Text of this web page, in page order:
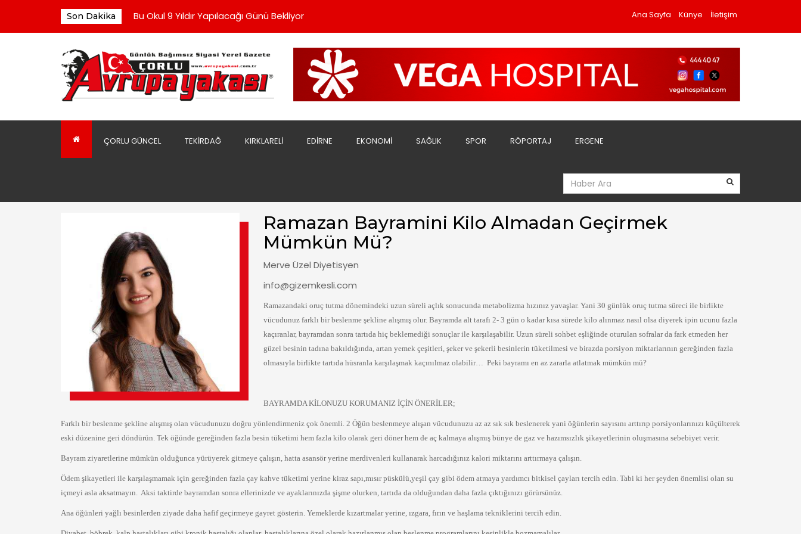
Son Dakika
Bu Okul 9 Yıldır Yapılacağı Günü Bekliyor
Çorluspor 1947 Yönetiminden Sert Açıklama;
Kaldırım Taşları Döşenmeye Başladı
“Sofralarda Bereketi, Gönüllerde Dayanışmayı Büyütüyoruz”
Bu Okul 9 Yıldır Yapılacağı Günü Bekliyor
Ana Sayfa Künye İletişim
ÇORLU GÜNCEL TEKIRDAĞ KIRKLARELI EDIRNE EKONOMI SAĞLIK SPOR RÖPORTAJ ERGENE
Ramazan Bayramini Kilo Almadan Geçirmek
Mümkün Mü?
Merve Üzel Diyetisyen
info@gizemkesli.com
Ramazandaki oruç tutma dönemindeki uzun süreli açlık sonucunda metabolizma hızınız yavaşlar. Yani 30 günlük oruç tutma süreci ile birlikte
vücudunuz farklı bir beslenme şekline alışmış olur. Bayramda alt tarafı 2- 3 gün o kadar kısa sürede kilo alınmaz nasıl olsa diyerek ipin ucunu fazla
kaçıranlar, bayramdan sonra tartıda hiç beklemediği sonuçlar ile karşılaşabilir. Uzun süreli sohbet eşliğinde oturulan sofralar da fark etmeden her
güzel besinin tadına bakıldığında, artan yemek çeşitleri, şeker ve şekerli besinlerin tüketilmesi ve birazda porsiyon miktarlarının gereğinden fazla
olmasıyla birlikte tartıda hüsranla karşılaşmak kaçınılmaz olabilir… Peki bayramı en az zararla atlatmak mümkün mü?
BAYRAMDA KİLONUZU KORUMANIZ İÇİN ÖNERİLER;
Farklı bir beslenme şekline alışmış olan vücudunuzu doğru yönlendirmeniz çok önemli. 2 Öğün beslenmeye alışan vücudunuzu az az sık sık beslenerek yani öğünlerin sayısını arttırıp porsiyonlarınızı küçülterek
eski düzenine geri döndürün. Tek öğünde gereğinden fazla besin tüketimi hem fazla kilo olarak geri döner hem de aç kalmaya alışmış bünye de gaz ve hazımsızlık şikayetlerinin oluşmasına sebebiyet verir.
Bayram ziyaretlerine mümkün olduğunca yürüyerek gitmeye çalışın, hatta asansör yerine merdivenleri kullanarak harcadığınız kalori miktarını arttırmaya çalışın.
Ödem şikayetleri ile karşılaşmamak için gereğinden fazla çay kahve tüketimi yerine kiraz sapı,mısır püskülü,yeşil çay gibi ödem atmaya yardımcı bitkisel çayları tercih edin. Tabi ki her şeyden önemlisi olan su
içmeyi asla aksatmayın. Aksi taktirde bayramdan sonra ellerinizde ve ayaklarınızda şişme olurken, tartıda da olduğundan daha fazla çıktığınızı görürsünüz.
Ana öğünleri yağlı besinlerden ziyade daha hafif geçirmeye gayret gösterin. Yemeklerde kızartmalar yerine, ızgara, fırın ve haşlama tekniklerini tercih edin.